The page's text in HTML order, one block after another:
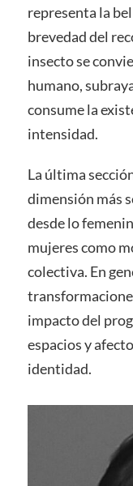
representa la
brevedad del
insecto se
humano,
consume la
intensidad.
La última
dimensión más
desde lo
mujeres como
colectiva. En
impacto del
espacios y
identidad.